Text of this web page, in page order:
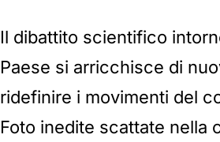
Il dibattito scientifico
Paese si arricchisce di
ridefinire i movimenti del
Foto inedite scattate nella